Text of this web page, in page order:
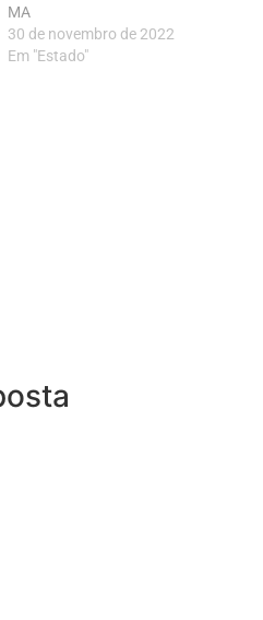
MA
30 de novembro de 2022
Em "Estado"